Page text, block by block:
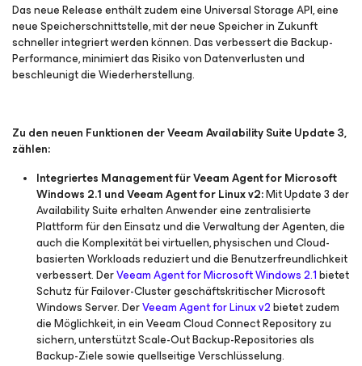
Das neue Release enthält zudem eine Universal Storage API, eine
neue Speicherschnittstelle, mit der neue Speicher in Zukunft
schneller integriert werden können. Das verbessert die Backup-
Performance, minimiert das Risiko von Datenverlusten und
beschleunigt die Wiederherstellung.
Zu den neuen Funktionen der Veeam Availability Suite Update 3,
zählen:
Integriertes Management für Veeam Agent for Microsoft
Windows 2.1 und Veeam Agent for Linux v2:Mit Update 3 der
Availability Suite erhalten Anwender eine zentralisierte
Plattform für den Einsatz und die Verwaltung der Agenten, die
auch die Komplexität bei virtuellen, physischen und Cloud-
basierten Workloads reduziert und die Benutzerfreundlichkeit
verbessert. DerVeeam Agent for Microsoft Windows 2.1bietet
Schutz für Failover-Cluster geschäftskritischer Microsoft
Windows Server. DerVeeam Agent for Linux v2bietet zudem
die Möglichkeit, in ein Veeam Cloud Connect Repository zu
sichern, unterstützt Scale-Out Backup-Repositories als
Backup-Ziele sowie quellseitige Verschlüsselung.